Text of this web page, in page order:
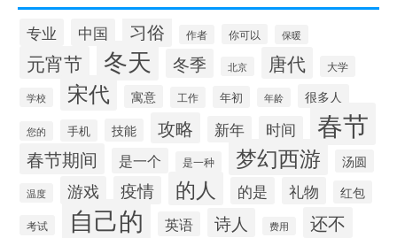
专业 中国 习俗 作者 你可以 保暖
元宵节 冬天 冬季 北京 唐代 大学
学校 宋代 寓意 工作 年初 年龄 很多人
您的 手机 技能 攻略 新年 时间 春节
春节期间 是一个 是一种 梦幻西游 汤圆
温度 游戏 疫情 的人 的是 礼物 红包
考试 自己的 英语 诗人 费用 还不